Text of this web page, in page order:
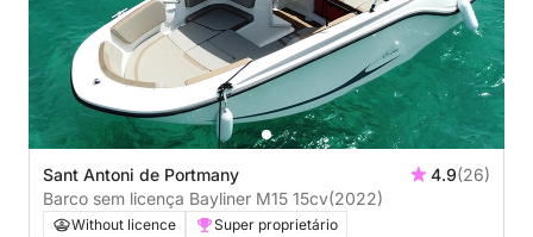
Sant Antoni de Portmany 4.9(26)
Barco sem licença Bayliner M15 15cv(2022)
Without licence
Super proprietário